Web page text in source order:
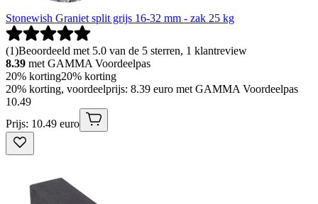
Stonewish Graniet split grijs 16-32 mm - zak 25 kg
(1)Beoordeeld met 5.0 van de 5 sterren, 1 klantreview
8.39 met GAMMA Voordeelpas
20% korting20% korting
20% korting, voordeelprijs: 8.39 euro met GAMMA Voordeelpas
10.49
Prijs: 10.49 euro